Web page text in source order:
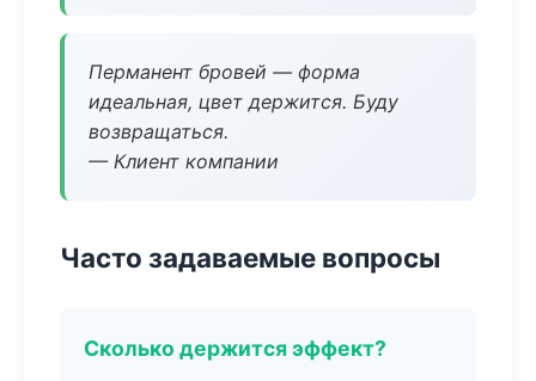
Перманент бровей — форма
идеальная, цвет держится. Буду
возвращаться.
— Клиент компании
Часто задаваемые вопросы
Сколько держится эффект?